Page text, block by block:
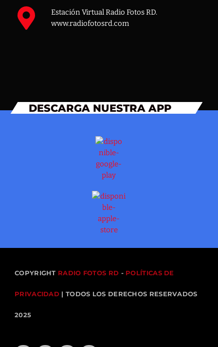
Estación Virtual Radio Fotos RD.
www.radiofotosrd.com
DESCARGA NUESTRA APP
COPYRIGHT RADIO FOTOS RD - POLÍTICAS DE
PRIVACIDAD | TODOS LOS DERECHOS RESERVADOS
2025